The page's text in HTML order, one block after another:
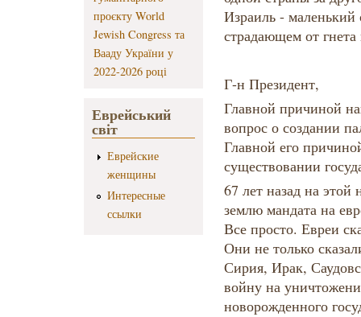
проєкту World
Jewish Congress та
Вааду України у
2022-2026 році
Еврейський
світ
Еврейские
женщины
Интересные
ссылки
Израиль - маленький
страдающем от
Г-н Президент,
Главной причиной
вопрос о создании
Главной его
существовании
67 лет назад на
землю мандата на
Все просто. Евреи
Они не только
Сирия, Ирак,
войну на
новорожденного